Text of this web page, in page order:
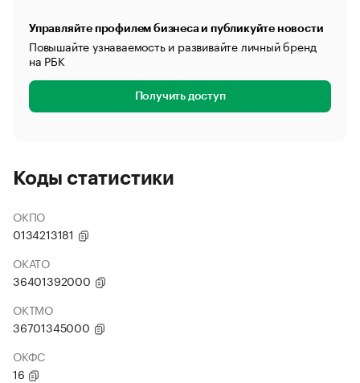
Управляйте профилем бизнеса и публикуйте новости
Повышайте узнаваемость и развивайте личный бренд
на РБК
Получить доступ
Коды статистики
ОКПО
0134213181
ОКАТО
36401392000
ОКТМО
36701345000
ОКФС
16